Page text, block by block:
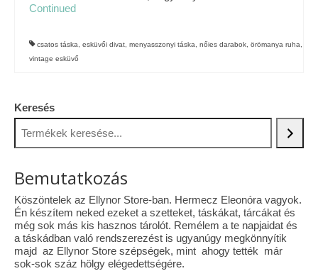
Kosár
Hasznos információk
Vásárok, ahol velem is találkozhattál…
Alapanyagok, kellékek
A termékek tisztítása
Ellynor története
Adatkezelési tájékoztató
Continued
csatos táska, esküvői divat, menyasszonyi táska, nőies darabok, örömanya ruha,
vintage esküvő
Keresés
Bemutatkozás
Köszöntelek az Ellynor Store-ban. Hermecz Eleonóra vagyok.
Én készítem neked ezeket a szetteket, táskákat, tárcákat és
még sok más kis hasznos tárolót. Remélem a te napjaidat és
a táskádban való rendszerezést is ugyanúgy megkönnyítik
majd az Ellynor Store szépségek, mint ahogy tették már
sok-sok száz hölgy elégedettségére.